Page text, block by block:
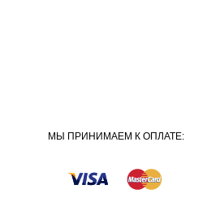
МЫ ПРИНИМАЕМ К ОПЛАТЕ: